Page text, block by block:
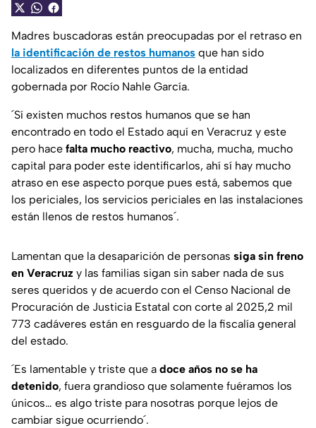
Madres buscadoras están preocupadas por el retraso en
la identificación de restos humanos que han sido
localizados en diferentes puntos de la entidad
gobernada por Rocío Nahle García.
´Sí existen muchos restos humanos que se han
encontrado en todo el Estado aquí en Veracruz y este
pero hace falta mucho reactivo, mucha, mucha, mucho
capital para poder este identificarlos, ahí sí hay mucho
atraso en ese aspecto porque pues está, sabemos que
los periciales, los servicios periciales en las instalaciones
están llenos de restos humanos´.
Lamentan que la desaparición de personas siga sin freno
en Veracruz y las familias sigan sin saber nada de sus
seres queridos y de acuerdo con el Censo Nacional de
Procuración de Justicia Estatal con corte al 2025,2 mil
773 cadáveres están en resguardo de la fiscalía general
del estado.
´Es lamentable y triste que a doce años no se ha
detenido, fuera grandioso que solamente fuéramos los
únicos… es algo triste para nosotras porque lejos de
cambiar sigue ocurriendo´.